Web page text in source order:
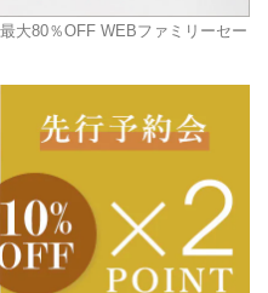
大80％OFF WEBファミリーセー